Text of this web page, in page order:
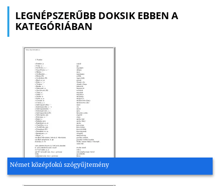
LEGNÉPSZERŰBB DOKSIK EBBEN A
KATEGÓRIÁBAN
Német középfokú szógyűjtemény